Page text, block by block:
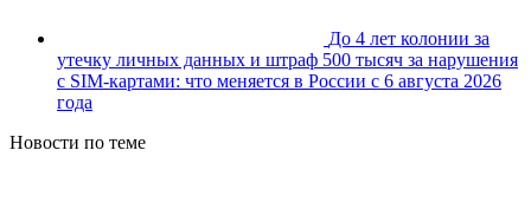
До 4 лет колонии за
утечку личных данных и штраф 500 тысяч за нарушения
с SIM-картами: что меняется в России с 6 августа 2026
года
Новости по теме